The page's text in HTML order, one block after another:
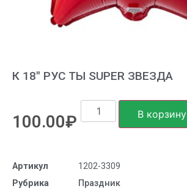
К 18″ РУС ТЫ SUPER ЗВЕЗДА
100.00₽ В корзину
Артикул
1202-3309
Рубрика
Праздник